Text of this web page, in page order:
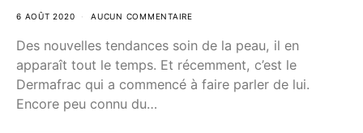
6 AOÛT 2020 AUCUN COMMENTAIRE
Des nouvelles tendances soin de la peau, il en
apparaît tout le temps. Et récemment, c’est le
Dermafrac qui a commencé à faire parler de lui.
Encore peu connu du…